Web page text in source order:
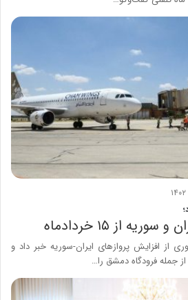
از ۱۵ خردادماه
از افزایش پروازهای ایران-سوریه خبر داد و
جمله فرودگاه دمشق را…